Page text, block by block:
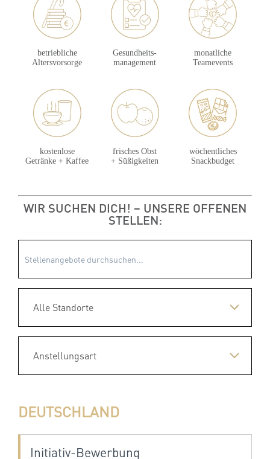
betriebliche
Altersvorsorge
Gesundheits-
management
monatliche
Teamevents
kostenlose
Getränke + Kaffee
frisches Obst
+ Süßigkeiten
wöchentliches
Snackbudget
WIR SUCHEN DICH! – UNSERE OFFENEN
STELLEN:
DEUTSCHLAND
Initiativ-Bewerbung